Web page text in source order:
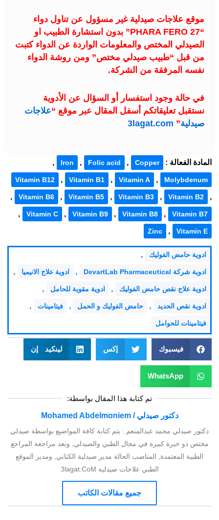
موقع علاجات صيدلية غير مسؤول عن تناول دواء
“PHARA FERO 27” بدون استشارة الطبيب او
الصيدلي المختص والمعلومات الواردة عن الدواء كتبت
من قبل “طبيب صيدلي مختص” ومن روشة الدواء
نفسه المرفقة من الشركة.
في حالة وجود استفسار أو السؤال عن الأدوية
نستقبل تعليقاتكم أسفل المقال عبر موقع “علاجات
صيدلية”
3lagat.com
المادة الفعالة : Copper
,
Folic acid
,
Iron
,
Molybdenum
,
Vitamin A
,
Vitamin B1
,
Vitamin B12
,
Vitamin B2
,
Vitamin B3
,
Vitamin B5
,
Vitamin B6
,
Vitamin B7
,
Vitamin B8
,
Vitamin B9
,
Vitamin C
,
Vitamin E
,
Zinc
ادوية حامض الفوليك ,
ادوية شركة DevartLab Pharmaceutical , ادوية علاج الانيميا ,
ادوية علاج نقص حامض الفوليك , ادوية مقوية للحامل ,
ادوية نقص الحديد , حامض الفوليك و الحمل , فيتامينات ,
فيتامينات للحوامل
فيسبوك إكس لينكيد إن
WhatsApp
تم كتابة هذا المقال بواسطة:
دكتور صيدلي / Mohamed Abdelmoniem
دكتور صيدلي محمد عبدالمنعم : يتم كتابة كافة المواضيع بواسطة صيدلي
مختص ذو خبرة كبيرة في مجال الطبي والصيدلي, وبعد مراجعة المراجع
الطبية المعتمدة, المناصب الحالة مدير صيدلية الكناني, ومدير الموقع
الطبي علاجات صيدلية 3lagat.CoM
جميع مقالات الكاتب